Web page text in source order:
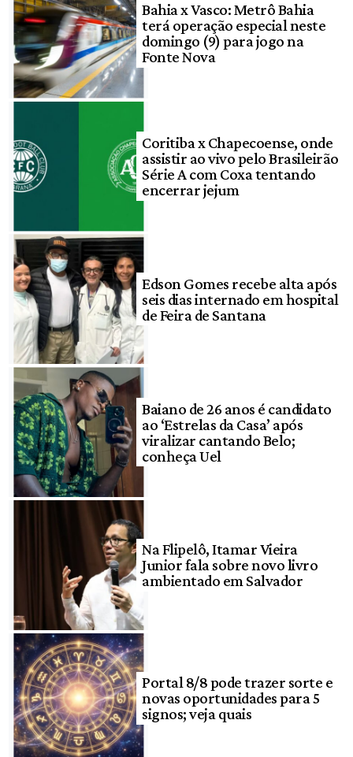
Bahia x Vasco: Metrô Bahia
terá operação especial neste
domingo (9) para jogo na
Fonte Nova
Coritiba x Chapecoense, onde
assistir ao vivo pelo Brasileirão
Série A com Coxa tentando
encerrar jejum
Edson Gomes recebe alta após
seis dias internado em hospital
de Feira de Santana
Baiano de 26 anos é candidato
ao ‘Estrelas da Casa’ após
viralizar cantando Belo;
conheça Uel
Na Flipelô, Itamar Vieira
Junior fala sobre novo livro
ambientado em Salvador
Portal 8/8 pode trazer sorte e
novas oportunidades para 5
signos; veja quais